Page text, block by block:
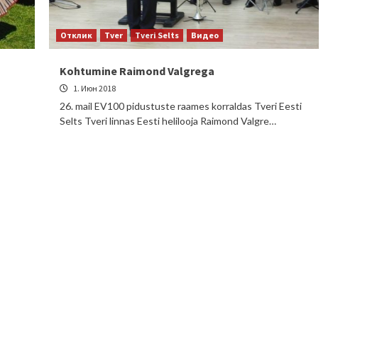
Отклик Tver Tveri Selts Видео
Kohtumine Raimond Valgrega
1. Июн 2018
26. mail EV100 pidustuste raames korraldas Tveri Eesti
Selts Tveri linnas Eesti helilooja Raimond Valgre…